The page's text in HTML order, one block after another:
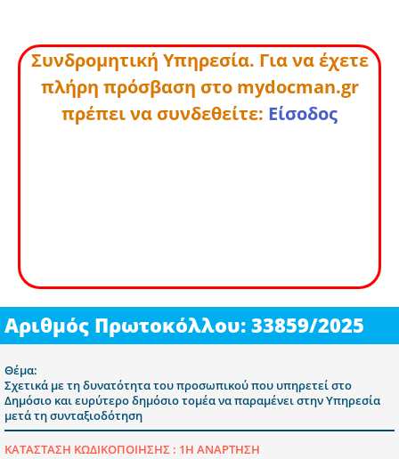
Συνδρομητική Υπηρεσία. Για να έχετε
πλήρη πρόσβαση στο mydocman.gr
πρέπει να συνδεθείτε: Είσοδος
Αριθμός Πρωτοκόλλου: 33859/2025
Θέμα:
Σχετικά με τη δυνατότητα του προσωπικού που υπηρετεί στο
Δημόσιο και ευρύτερο δημόσιο τομέα να παραμένει στην Υπηρεσία
μετά τη συνταξιοδότηση
ΚΑΤΑΣΤΑΣΗ ΚΩΔΙΚΟΠΟΙΗΣΗΣ : 1Η ΑΝΑΡΤΗΣΗ